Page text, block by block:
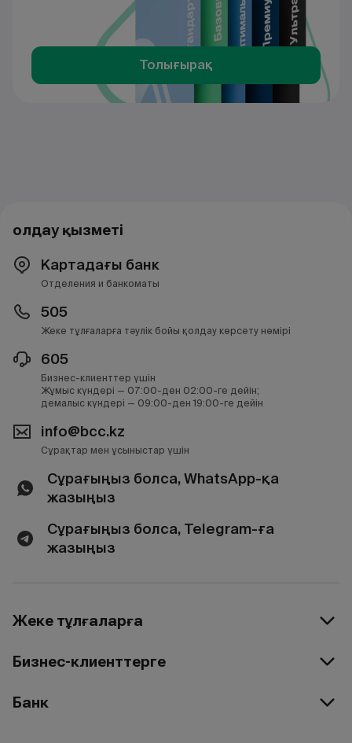
Толығырақ
Қолдау қызметі
Картадағы банк
Отделения и банкоматы
505
Жеке тұлғаларға тәулік бойы қолдау көрсету нөмірі
605
Бизнес-клиенттер үшін
Жұмыс күндері — 07:00-ден 02:00-ге дейін;
демалыс күндері — 09:00-ден 19:00-ге дейін
info@bcc.kz
Сұрақтар мен ұсыныстар үшін
Сұрағыңыз болса, WhatsApp-қа
жазыңыз
Сұрағыңыз болса, Telegram-ға
жазыңыз
Жеке тұлғаларға
Бизнес-клиенттерге
Банк